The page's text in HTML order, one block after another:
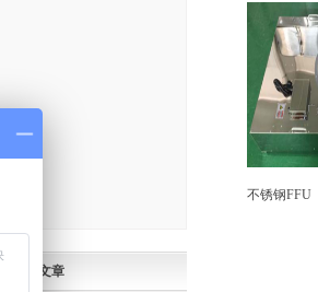
不锈钢FFU
最新文章